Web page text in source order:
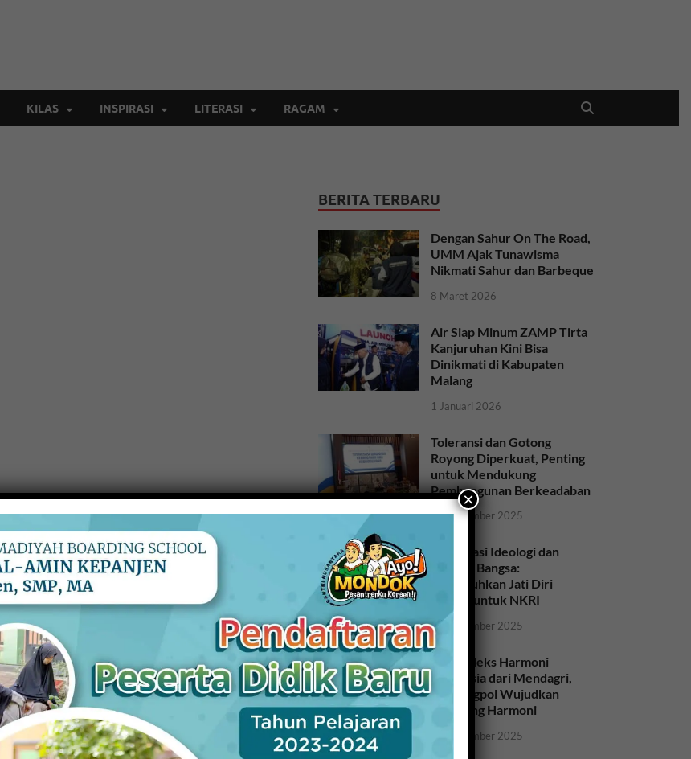
KILAS INSPIRASI LITERASI RAGAM
BERITA TERBARU
Dengan Sahur On The Road,
UMM Ajak Tunawisma
Nikmati Sahur dan Barbeque
8 Maret 2026
Air Siap Minum ZAMP Tirta
Kanjuruhan Kini Bisa
Dinikmati di Kabupaten
Malang
1 Januari 2026
Toleransi dan Gotong
Royong Diperkuat, Penting
untuk Mendukung
Pembangunan Berkeadaban
28 November 2025
Sosialisasi Ideologi dan
Sejarah Bangsa:
Meneguhkan Jati Diri
Bangsa untuk NKRI
26 November 2025
Raih Indeks Harmoni
Indonesia dari Mendagri,
Kesbangpol Wujudkan
Kampung Harmoni
20 November 2025
×